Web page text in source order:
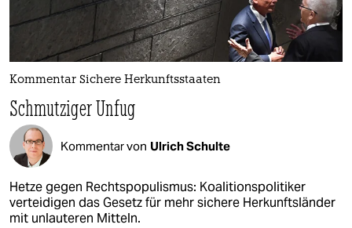
Kommentar Sichere Herkunftsstaaten
Schmutziger Unfug
Kommentar von Ulrich Schulte
Hetze gegen Rechtspopulismus: Koalitionspolitiker
verteidigen das Gesetz für mehr sichere Herkunftsländer
mit unlauteren Mitteln.